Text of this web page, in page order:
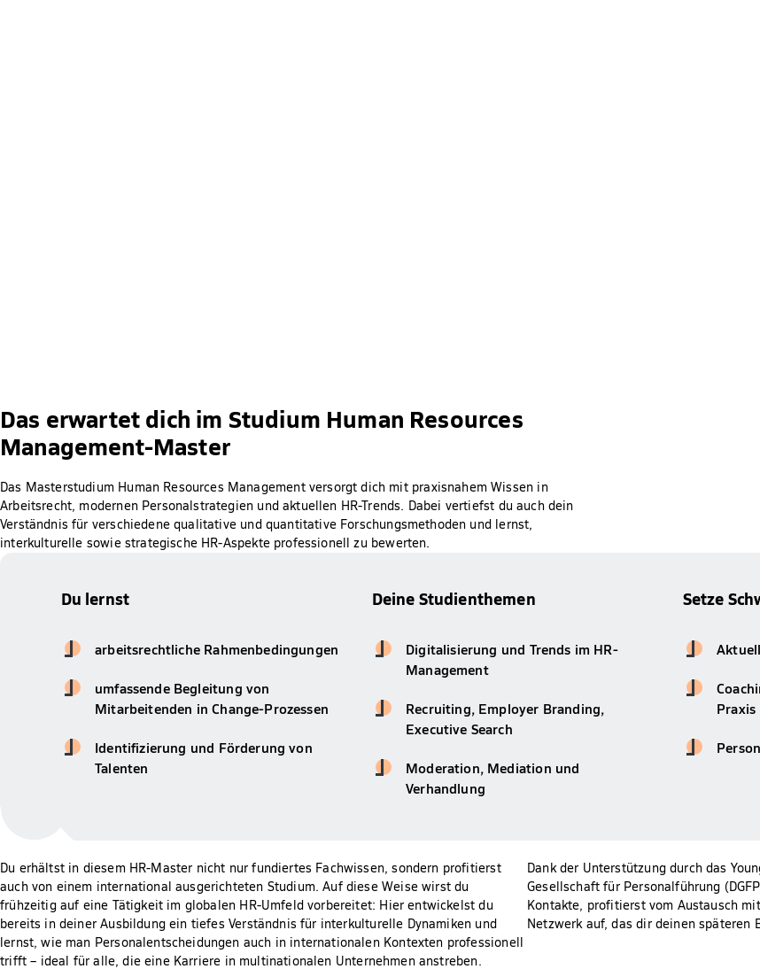
Das erwartet dich im Studium Human Resources
Management-Master
Das Masterstudium Human Resources Management versorgt dich mit praxisnahem Wissen in
Arbeitsrecht, modernen Personalstrategien und aktuellen HR-Trends. Dabei vertiefst du auch dein
Verständnis für verschiedene qualitative und quantitative Forschungsmethoden und lernst,
interkulturelle sowie strategische HR-Aspekte professionell zu bewerten.
Du lernst
arbeitsrechtliche Rahmenbedingungen
umfassende Begleitung von
Mitarbeitenden in Change-Prozessen
Identifizierung und Förderung von
Talenten
Deine Studienthemen
Digitalisierung und Trends im HR-
Management
Recruiting, Employer Branding,
Executive Search
Moderation, Mediation und
Verhandlung
Setze
Praxis
Du erhältst in diesem HR-Master nicht nur fundiertes Fachwissen, sondern profitierst
auch von einem international ausgerichteten Studium. Auf diese Weise wirst du
frühzeitig auf eine Tätigkeit im globalen HR-Umfeld vorbereitet: Hier entwickelst du
bereits in deiner Ausbildung ein tiefes Verständnis für interkulturelle Dynamiken und
lernst, wie man Personalentscheidungen auch in internationalen Kontexten professionell
trifft – ideal für alle, die eine Karriere in multinationalen Unternehmen anstreben.
Dank der Unterstützung durch das
Gesellschaft für Personalführung
Kontakte, profitierst vom Austausch
Netzwerk auf, das dir deinen